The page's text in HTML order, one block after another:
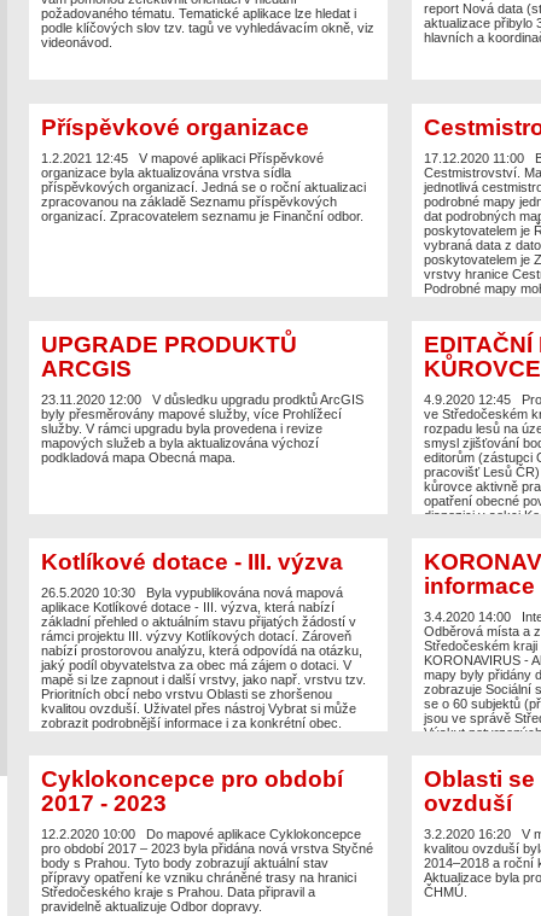
požadovaného tématu. Tematické aplikace lze hledat i
podle klíčových slov tzv. tagů ve vyhledávacím okně, viz
videonávod.
report Nová data
aktualizace přibylo
hlavních a
Příspěvkové organizace
1.2.2021 12:45 V mapové aplikaci Příspěvkové
organizace byla aktualizována vrstva sídla
příspěvkových organizací. Jedná se o roční aktualizaci
zpracovanou na základě Seznamu příspěvkových
organizací. Zpracovatelem seznamu je Finanční odbor.
17.12.2020 11:00
Cestmistrovství.
jednotlivá
podrobné mapy
dat podrobných
poskytovatelem je
vybraná data z
poskytovatelem je
vrstvy hranice
Podrobné mapy
Interaktivní mapu
informatiky / GIS.
UPGRADE PRODUKTŮ
ARCGIS
23.11.2020 12:00 V důsledku upgradu prodktů ArcGIS
byly přesměrovány mapové služby, více Prohlížecí
služby. V rámci upgradu byla provedena i revize
mapových služeb a byla aktualizována výchozí
podkladová mapa Obecná mapa.
EDITAČNÍ
KŮROVCE
4.9.2020 12:45
ve Středočeském
rozpadu lesů na
smysl zjišťování
editorům (zástupci
pracovišť Lesů
kůrovce aktivně
opatření obecné
dispozici v sekci
Kotlíkové dotace - III. výzva
26.5.2020 10:30
Byla vypublikována nová mapová
aplikace Kotlíkové dotace - III. výzva, která nabízí
základní přehled o aktuálním stavu přijatých žádostí v
rámci projektu III. výzvy Kotlíkových dotací. Zároveň
nabízí prostorovou analýzu, která odpovídá na otázku,
jaký podíl obyvatelstva za obec má zájem o dotaci. V
mapě si lze zapnout i další vrstvy, jako např. vrstvu tzv.
Prioritních obcí nebo vrstvu Oblasti se zhoršenou
kvalitou ovzduší. Uživatel přes nástroj Vybrat si může
zobrazit podrobnější informace i za konkrétní obec.
geografického informačního systému ukázat statistická
data jednoduše a přehledně prostřednictvím interaktivní
mapy. Aplikace volně navazuje na webovou prezentaci
postavena na produktu ArcGIS Dashboards a připravil ji
Odbor informatiky / GIS.
informace
3.4.2020 14:00
Odběrová místa a
Středočeském kraji
KORONAVIRUS -
mapy byly přidány
zobrazuje Sociální
se o 60 subjektů
jsou ve správě
Výskyt
ochranných
důvodu
Cyklokoncepce pro období
2017 - 2023
12.2.2020 10:00
Do mapové aplikace Cyklokoncepce
pro období 2017 – 2023 byla přidána nová vrstva Styčné
body s Prahou. Tyto body zobrazují aktuální stav
přípravy opatření ke vzniku chráněné trasy na hranici
Středočeského kraje s Prahou. Data připravil a
pravidelně aktualizuje Odbor dopravy.
Oblasti
ovzduší
3.2.2020 16:20 V
kvalitou ovzduší
2014–2018 a roční
Aktualizace byla
ČHMÚ.